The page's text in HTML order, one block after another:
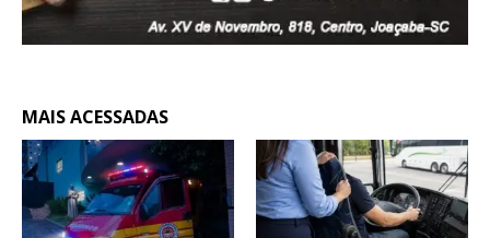
MAIS ACESSADAS